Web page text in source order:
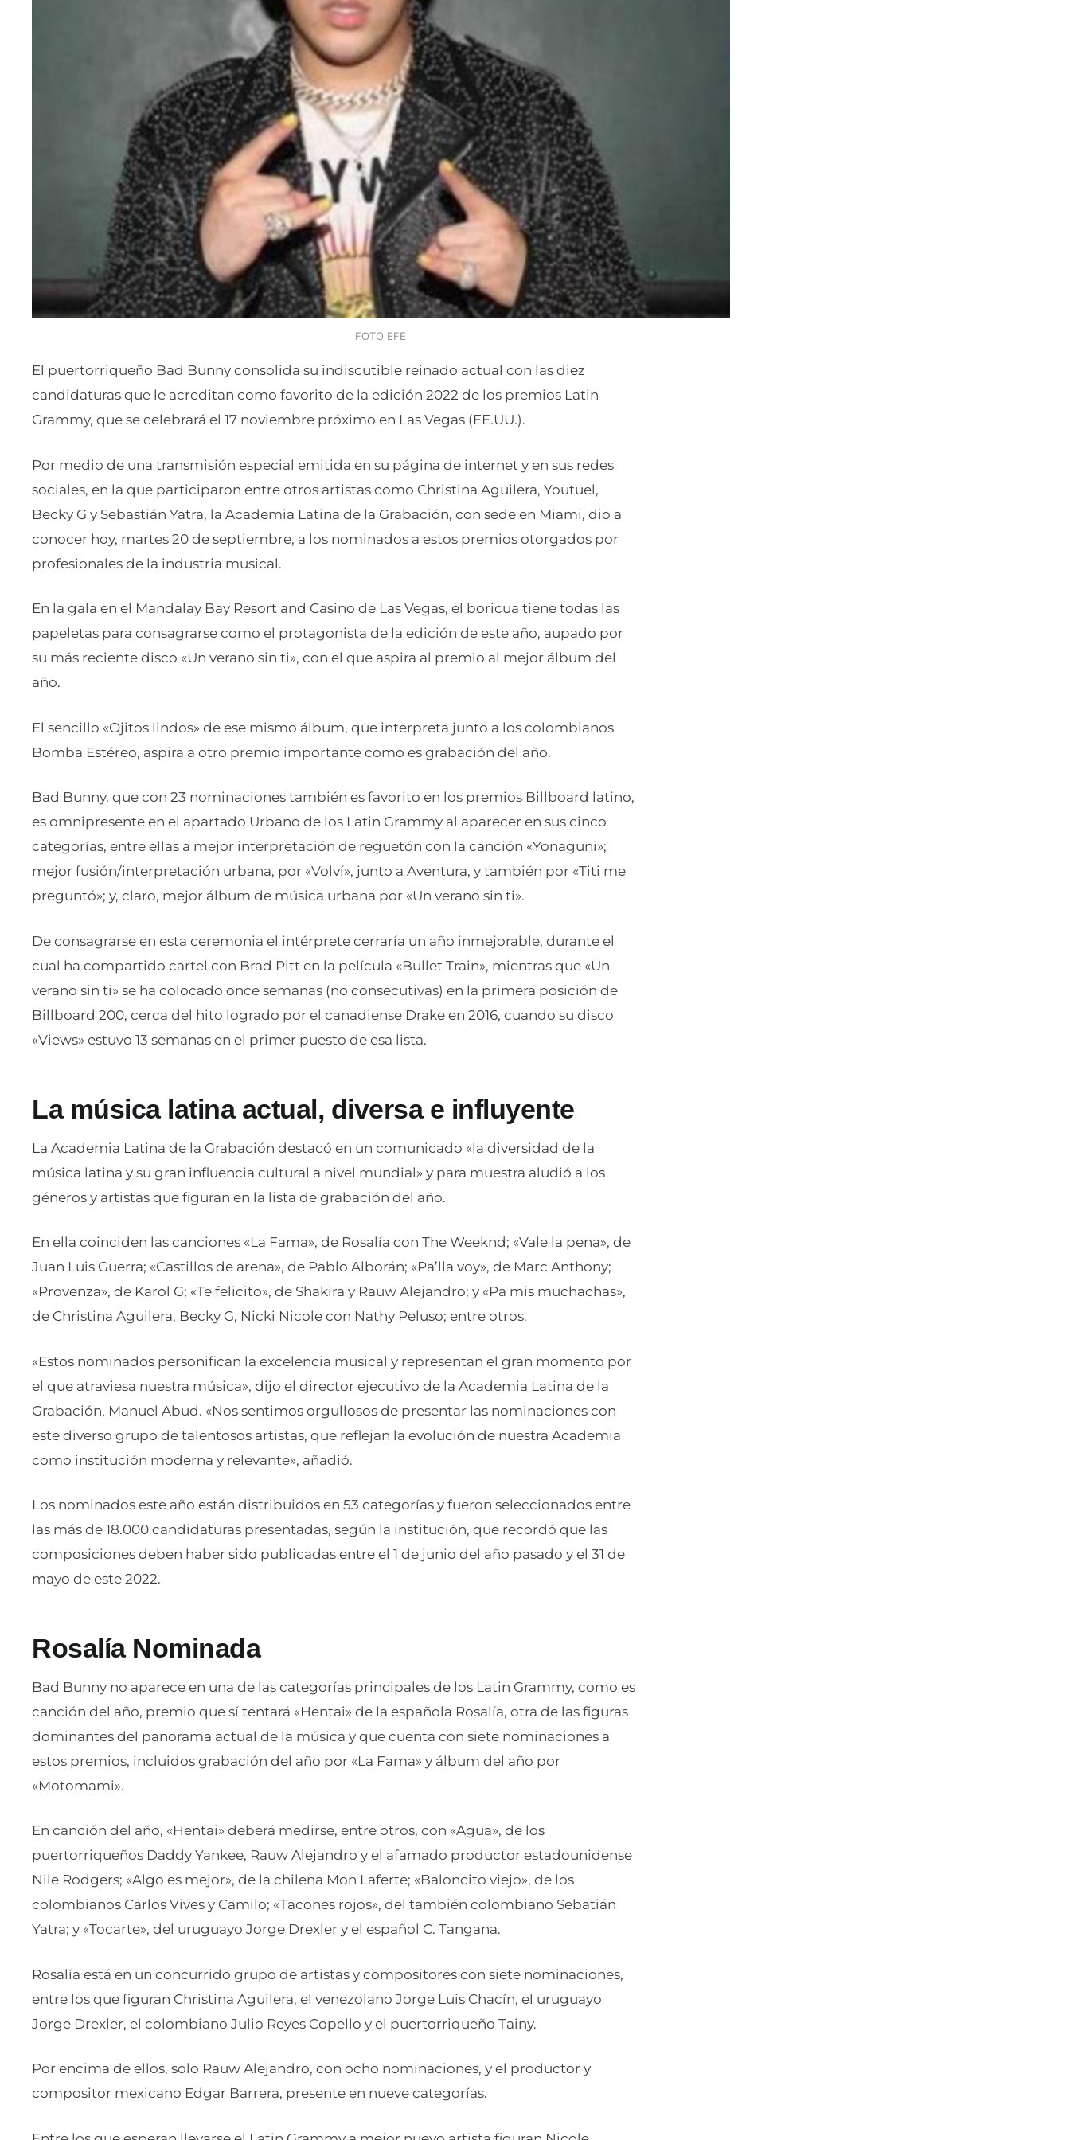
FOTO EFE
El puertorriqueño Bad Bunny consolida su indiscutible reinado actual con las diez
candidaturas que le acreditan como favorito de la edición 2022 de los premios Latin
Grammy, que se celebrará el 17 noviembre próximo en Las Vegas (EE.UU.).
Por medio de una transmisión especial emitida en su página de internet y en sus redes
sociales, en la que participaron entre otros artistas como Christina Aguilera, Youtuel,
Becky G y Sebastián Yatra, la Academia Latina de la Grabación, con sede en Miami, dio a
conocer hoy, martes 20 de septiembre, a los nominados a estos premios otorgados por
profesionales de la industria musical.
En la gala en el Mandalay Bay Resort and Casino de Las Vegas, el boricua tiene todas las
papeletas para consagrarse como el protagonista de la edición de este año, aupado por
su más reciente disco «Un verano sin ti», con el que aspira al premio al mejor álbum del
año.
El sencillo «Ojitos lindos» de ese mismo álbum, que interpreta junto a los colombianos
Bomba Estéreo, aspira a otro premio importante como es grabación del año.
Bad Bunny, que con 23 nominaciones también es favorito en los premios Billboard latino,
es omnipresente en el apartado Urbano de los Latin Grammy al aparecer en sus cinco
categorías, entre ellas a mejor interpretación de reguetón con la canción «Yonaguni»;
mejor fusión/interpretación urbana, por «Volví», junto a Aventura, y también por «Titi me
preguntó»; y, claro, mejor álbum de música urbana por «Un verano sin ti».
De consagrarse en esta ceremonia el intérprete cerraría un año inmejorable, durante el
cual ha compartido cartel con Brad Pitt en la película «Bullet Train», mientras que «Un
verano sin ti» se ha colocado once semanas (no consecutivas) en la primera posición de
Billboard 200, cerca del hito logrado por el canadiense Drake en 2016, cuando su disco
«Views» estuvo 13 semanas en el primer puesto de esa lista.
La música latina actual, diversa e influyente
La Academia Latina de la Grabación destacó en un comunicado «la diversidad de la
música latina y su gran influencia cultural a nivel mundial» y para muestra aludió a los
géneros y artistas que figuran en la lista de grabación del año.
En ella coinciden las canciones «La Fama», de Rosalía con The Weeknd; «Vale la pena», de
Juan Luis Guerra; «Castillos de arena», de Pablo Alborán; «Pa’lla voy», de Marc Anthony;
«Provenza», de Karol G; «Te felicito», de Shakira y Rauw Alejandro; y «Pa mis muchachas»,
de Christina Aguilera, Becky G, Nicki Nicole con Nathy Peluso; entre otros.
«Estos nominados personifican la excelencia musical y representan el gran momento por
el que atraviesa nuestra música», dijo el director ejecutivo de la Academia Latina de la
Grabación, Manuel Abud. «Nos sentimos orgullosos de presentar las nominaciones con
este diverso grupo de talentosos artistas, que reflejan la evolución de nuestra Academia
como institución moderna y relevante», añadió.
Los nominados este año están distribuidos en 53 categorías y fueron seleccionados entre
las más de 18.000 candidaturas presentadas, según la institución, que recordó que las
composiciones deben haber sido publicadas entre el 1 de junio del año pasado y el 31 de
mayo de este 2022.
Rosalía Nominada
Bad Bunny no aparece en una de las categorías principales de los Latin Grammy, como es
canción del año, premio que sí tentará «Hentai» de la española Rosalía, otra de las figuras
dominantes del panorama actual de la música y que cuenta con siete nominaciones a
estos premios, incluidos grabación del año por «La Fama» y álbum del año por
«Motomami».
En canción del año, «Hentai» deberá medirse, entre otros, con «Agua», de los
puertorriqueños Daddy Yankee, Rauw Alejandro y el afamado productor estadounidense
Nile Rodgers; «Algo es mejor», de la chilena Mon Laferte; «Baloncito viejo», de los
colombianos Carlos Vives y Camilo; «Tacones rojos», del también colombiano Sebatián
Yatra; y «Tocarte», del uruguayo Jorge Drexler y el español C. Tangana.
Rosalía está en un concurrido grupo de artistas y compositores con siete nominaciones,
entre los que figuran Christina Aguilera, el venezolano Jorge Luis Chacín, el uruguayo
Jorge Drexler, el colombiano Julio Reyes Copello y el puertorriqueño Tainy.
Por encima de ellos, solo Rauw Alejandro, con ocho nominaciones, y el productor y
compositor mexicano Edgar Barrera, presente en nueve categorías.